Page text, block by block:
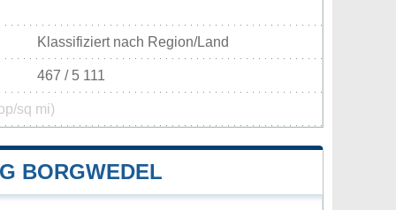
Klassifiziert nach Region/Land
467 / 5 111
sq mi)
BORGWEDEL